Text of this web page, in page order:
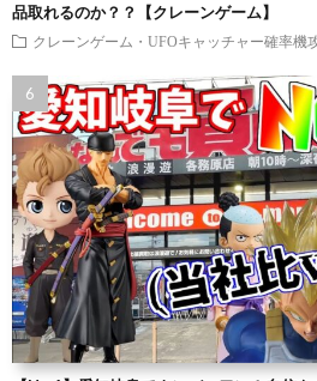
品取れるのか？？【クレーンゲーム】
クレーンゲーム・UFOキャッチャー確率機